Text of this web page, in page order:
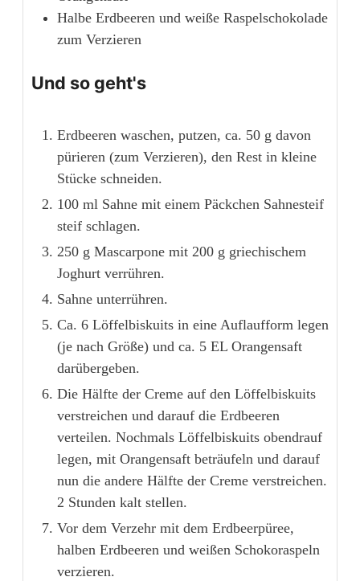
Halbe Erdbeeren und weiße Raspelschokolade
zum Verzieren
Und so geht's
Erdbeeren waschen, putzen, ca. 50 g davon
pürieren (zum Verzieren), den Rest in kleine
Stücke schneiden.
100 ml Sahne mit einem Päckchen Sahnesteif
steif schlagen.
250 g Mascarpone mit 200 g griechischem
Joghurt verrühren.
Sahne unterrühren.
Ca. 6 Löffelbiskuits in eine Auflaufform legen
(je nach Größe) und ca. 5 EL Orangensaft
darübergeben.
Die Hälfte der Creme auf den Löffelbiskuits
verstreichen und darauf die Erdbeeren
verteilen. Nochmals Löffelbiskuits obendrauf
legen, mit Orangensaft beträufeln und darauf
nun die andere Hälfte der Creme verstreichen.
2 Stunden kalt stellen.⠀
Vor dem Verzehr mit dem Erdbeerpüree,
halben Erdbeeren und weißen Schokoraspeln
verzieren.